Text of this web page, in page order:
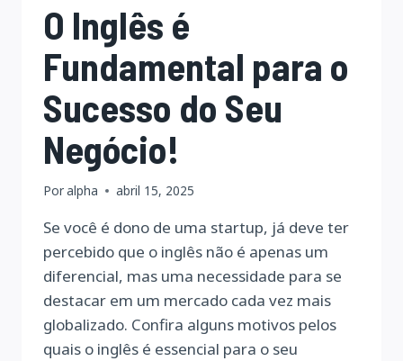
O Inglês é
Fundamental para o
Sucesso do Seu
Negócio!
Poralpha abril 15, 2025
Se você é dono de uma startup, já deve ter
percebido que o inglês não é apenas um
diferencial, mas uma necessidade para se
destacar em um mercado cada vez mais
globalizado. Confira alguns motivos pelos
quais o inglês é essencial para o seu